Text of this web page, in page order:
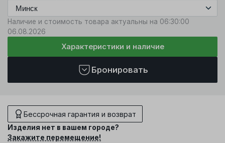
Наличие и стоимость товара актуальны на 06:30:00
06.08.2026
Характеристики и наличие
Бронировать
Бессрочная гарантия и возврат
Изделия нет в вашем городе?
Закажите перемещение!